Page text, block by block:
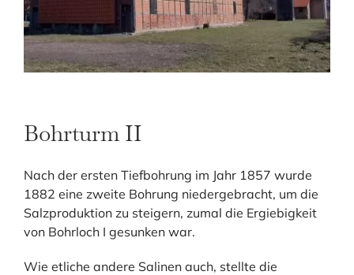
Bohrturm II
Nach der ersten Tiefbohrung im Jahr 1857 wurde
1882 eine zweite Bohrung niedergebracht, um die
Salzproduktion zu steigern, zumal die Ergiebigkeit
von Bohrloch I gesunken war.
Wie etliche andere Salinen auch, stellte die